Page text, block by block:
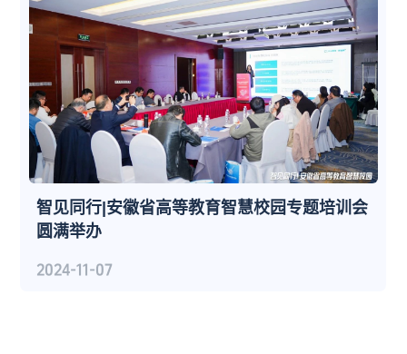
智见同行|安徽省高等教育智慧校园专题培训会
圆满举办
2024-11-07